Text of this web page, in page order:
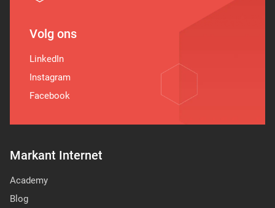
Markant Internet
Academy
Blog
Volg ons
LinkedIn
Instagram
Facebook